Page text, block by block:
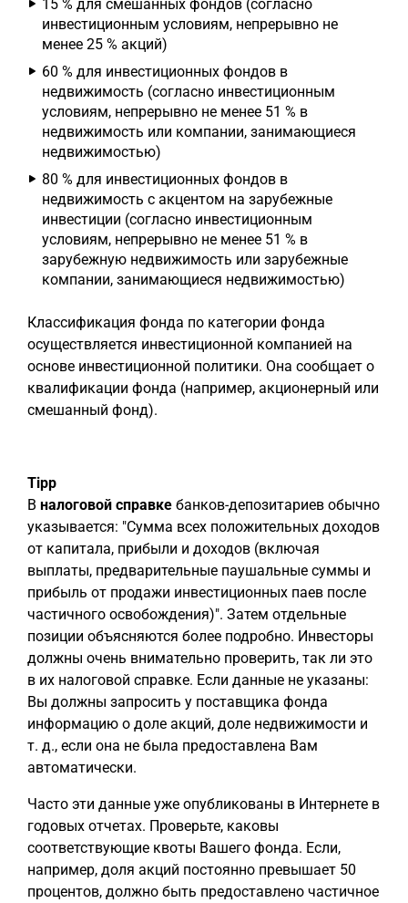
15 % для смешанных фондов (согласно
инвестиционным условиям, непрерывно не
менее 25 % акций)
60 % для инвестиционных фондов в
недвижимость (согласно инвестиционным
условиям, непрерывно не менее 51 % в
недвижимость или компании, занимающиеся
недвижимостью)
80 % для инвестиционных фондов в
недвижимость с акцентом на зарубежные
инвестиции (согласно инвестиционным
условиям, непрерывно не менее 51 % в
зарубежную недвижимость или зарубежные
компании, занимающиеся недвижимостью)
Классификация фонда по категории фонда
осуществляется инвестиционной компанией на
основе инвестиционной политики. Она сообщает о
квалификации фонда (например, акционерный или
смешанный фонд).
Tipp
В налоговой справке банков-депозитариев обычно
указывается: "Сумма всех положительных доходов
от капитала, прибыли и доходов (включая
выплаты, предварительные паушальные суммы и
прибыль от продажи инвестиционных паев после
частичного освобождения)". Затем отдельные
позиции объясняются более подробно. Инвесторы
должны очень внимательно проверить, так ли это
в их налоговой справке. Если данные не указаны:
Вы должны запросить у поставщика фонда
информацию о доле акций, доле недвижимости и
т. д., если она не была предоставлена Вам
автоматически.
Часто эти данные уже опубликованы в Интернете в
годовых отчетах. Проверьте, каковы
соответствующие квоты Вашего фонда. Если,
например, доля акций постоянно превышает 50
процентов, должно быть предоставлено частичное